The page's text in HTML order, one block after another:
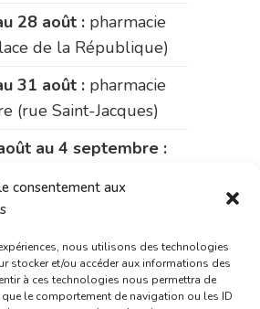
consentement aux
nous utilisons des technologies
stocker et/ou accéder aux informations des
à ces technologies nous permettra de
le comportement de navigation ou les ID
28 août : pharmacie
de la République)
31 août : pharmacie
(rue Saint-Jacques)
au 4 septembre :
11 septembre :
Carnus (rue Marcellin-